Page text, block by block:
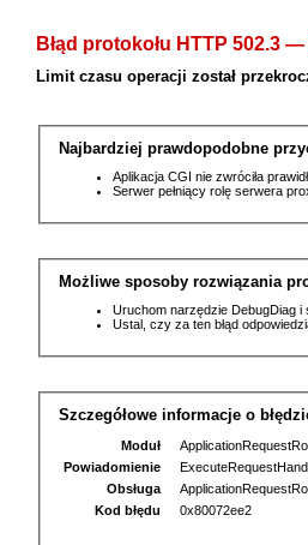
Błąd protokołu HTTP 502.3
Limit czasu operacji został
Najbardziej prawdopodobne
Aplikacja CGI nie zwróciła
Serwer pełniący rolę serwera
Możliwe sposoby rozwiązania
Uruchom narzędzie DebugDiag
Ustal, czy za ten błąd
Szczegółowe informacje o
Moduł
Powiadomienie
Obsługa
Kod błędu
0x80072ee2